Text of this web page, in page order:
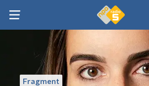
Fragment